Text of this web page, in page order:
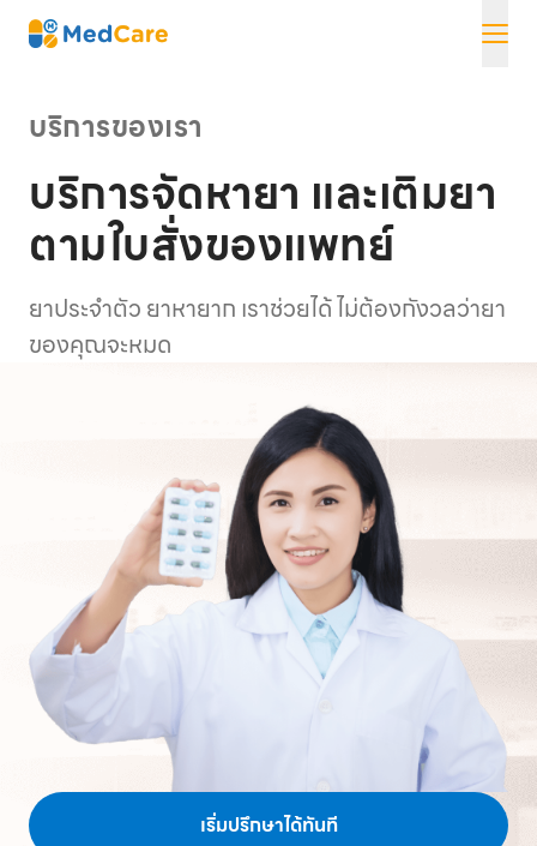
Skip
MedCare
บริการของเรา
บริการจัดหายา และเติมยา
ตามใบสั่งของแพทย์
ยาประจำตัว ยาหายาก เราช่วยได้ ไม่ต้องกังวลว่ายา
ของคุณจะหมด
เริ่มปรึกษาได้ทันที